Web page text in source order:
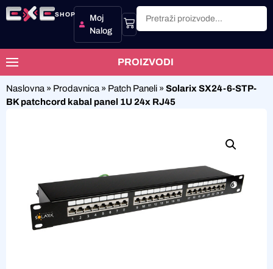
SHOP
Moj
Nalog
PROIZVODI
Naslovna » Prodavnica » Patch Paneli » Solarix SX24-6-STP-
BK patchcord kabal panel 1U 24x RJ45